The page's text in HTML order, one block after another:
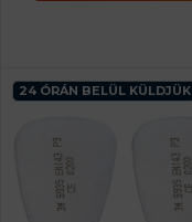
24 ÓRÁN BELÜL KÜLDJÜK